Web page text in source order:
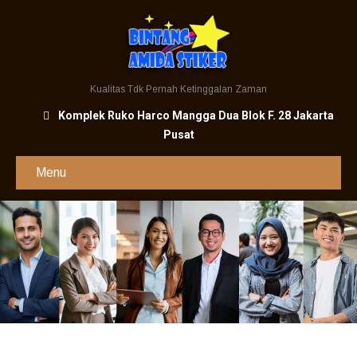
Kualitas Tdk Pernah Ketinggalan Zaman
Komplek Ruko Harco Mangga Dua Blok F. 28 Jakarta
Pusat
Menu